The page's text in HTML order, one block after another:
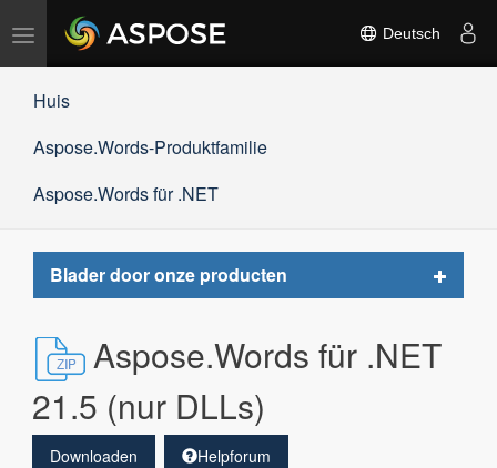
Navigation
umschalten
Deutsch
Huis
Aspose.Words-Produktfamilie
Aspose.Words für .NET
Blader door onze producten
Toggle
Aspose.Words für .NET
21.5 (nur DLLs)
Downloaden Helpforum